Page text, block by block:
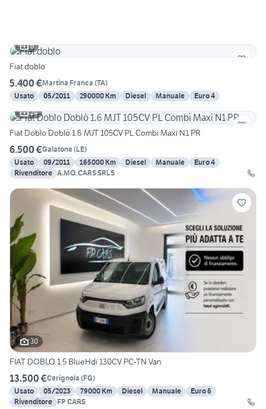
6
Fiat doblo
5.400 €Martina Franca (TA)
Usato
05/2011 290000 Km Diesel Manuale
Euro 4
24
Fiat Doblo Doblò 1.6 MJT 105CV PL Combi Maxi N1 PR
6.500 €Galatone(LE)
Usato
09/2011 165000 Km Diesel Manuale
Euro 4
Rivenditore A.MO. CARS SRLS
30
FIAT DOBLO 1.5 BlueHdi 130CV PC-TN Van
13.500 €Cerignola (FG)
Usato
05/2023 79000 Km Diesel Manuale
Euro 6
Rivenditore FP CARS